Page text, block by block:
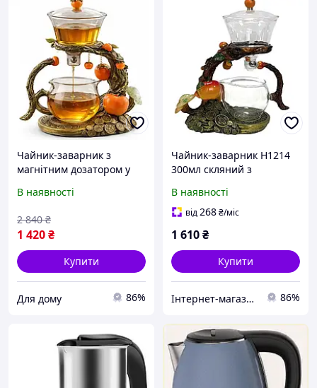
Чайник-заварник з
магнітним дозатором у
Компактний заварник для
В наявності
1 420₴
2 840 ₴
Купити
Для дому 86%
Чайник-заварник H1214
300мл скляний з
термостійке скло
заварювання чаю
дому та офісу
В наявності
від268₴/міс
1 610₴
Купити
Інтернет-магазин "House Texnika" 86%